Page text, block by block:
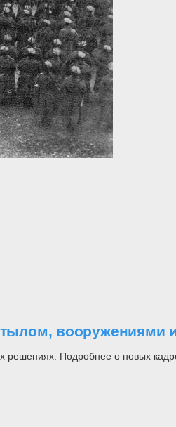
вооружениями
решениях. Подробнее о новых